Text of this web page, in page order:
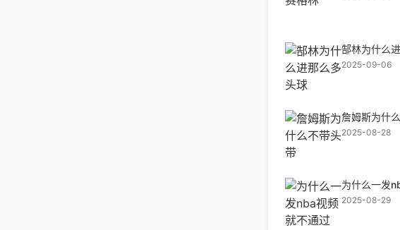
郜林为什么
2025-09-06
詹姆斯为什
2025-08-28
为什么一发
2025-08-29